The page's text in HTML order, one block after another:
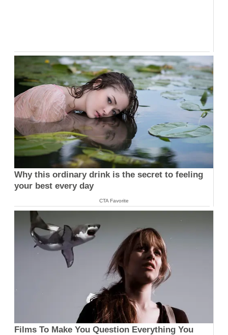
Why this ordinary drink is the secret to feeling
your best every day
CTA Favorite
Films To Make You Question Everything You